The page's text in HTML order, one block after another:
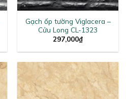
Gạch ốp tường Viglacera –
Cửu Long CL-1323
297,000₫